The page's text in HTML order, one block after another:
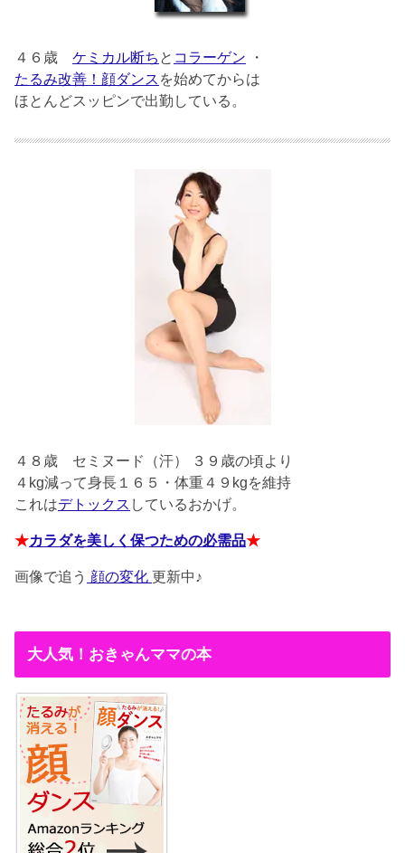
４６歳 ケミカル断ち と コラーゲン ・
たるみ改善！顔ダンス を始めてからは
ほとんどスッピンで出勤している。
４８歳 セミヌード（汗） ３９歳の頃より
４kg減って身長１６５・体重４９kgを維持
これはデトックス しているおかげ。
★カラダを美しく保つための必需品★
画像で追う 顔の変化 更新中♪
大人気！おきゃんママの本